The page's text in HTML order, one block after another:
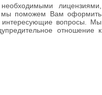
необходимыми лицензиями,
мы поможем Вам оформить
интересующие вопросы. Мы
отношение к